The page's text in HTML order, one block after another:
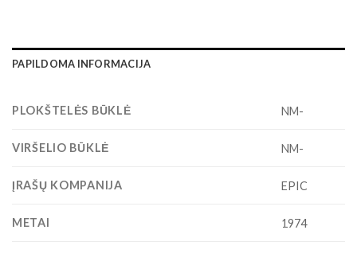
PAPILDOMA INFORMACIJA
PLOKŠTELĖS BŪKLĖ NM-
VIRŠELIO BŪKLĖ NM-
ĮRAŠŲ KOMPANIJA EPIC
METAI 1974